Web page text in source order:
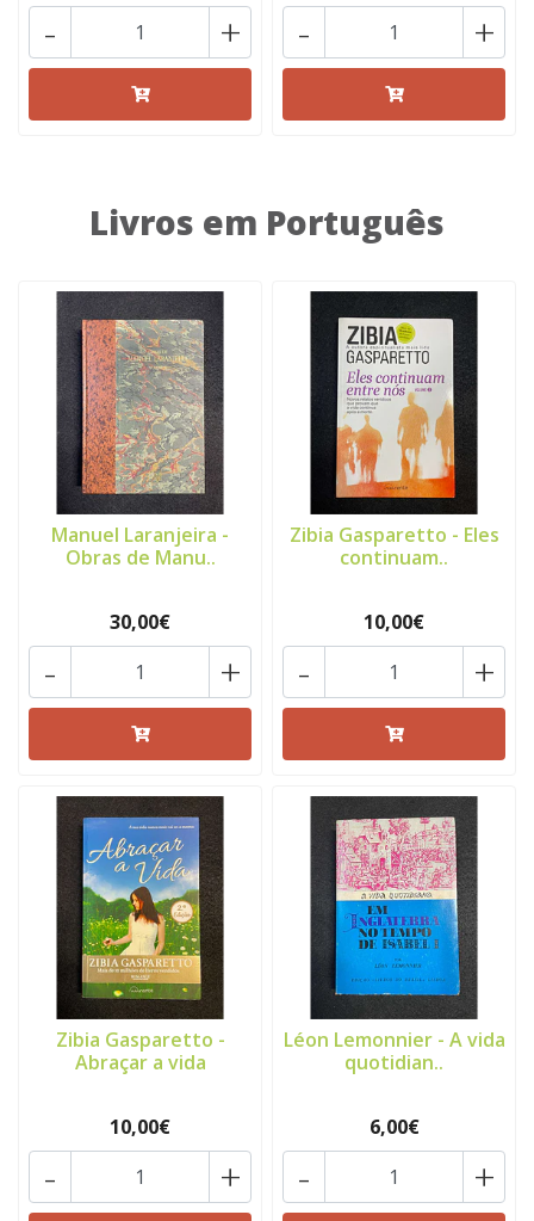
+
- +
-
Livros em Português
Manuel Laranjeira -
Obras de Manu..
30,00€
+
-
Zibia Gasparetto - Eles
continuam..
10,00€
+
-
Zibia Gasparetto -
Abraçar a vida
10,00€
+
-
Léon Lemonnier - A vida
quotidian..
6,00€
+
-